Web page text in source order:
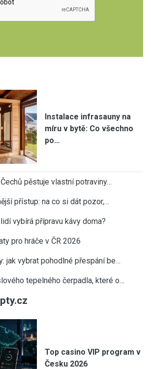
Instalace infrasauny na
míru v bytě: Co všechno
po…
pěstuje vlastní potraviny…
přístup: na co si dát pozor,…
vybírá přípravu kávy doma?
pro hráče v ČR 2026
jak vybrat pohodlné přespání be…
tepelného čerpadla, které o…
Top casino VIP program v
Česku 2026